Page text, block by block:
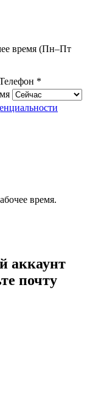
время (Пн–Пт
*
время.
аккаунт
почту